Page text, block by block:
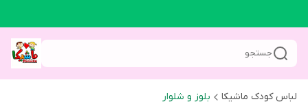
جستجو
لباس کودک ماشیکا بلوز و شلوار